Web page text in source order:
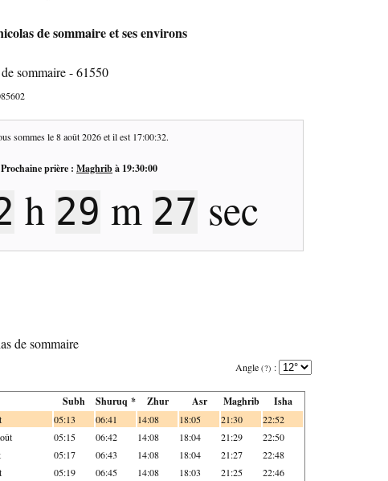
de sommaire et ses environs
sommaire - 61550
sommes le8 août 2026et il est 17:00:33.
Prochaine prière : Maghribà 19:30:00
h 29 m 26 sec
de sommaire
Angle (?) :
Subh Shuruq * Zhur Asr Maghrib Isha
05:13 06:41 14:08 18:05 21:30 22:52
05:15 06:42 14:08 18:04 21:29 22:50
05:17 06:43 14:08 18:04 21:27 22:48
05:19 06:45 14:08 18:03 21:25 22:46